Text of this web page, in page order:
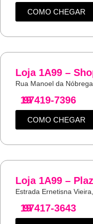
COMO CHEGAR
Loja 1A99 –
Rua Manoel da
19
97419-7396
COMO CHEGAR
Loja 1A99 –
Estrada Ernetisna
19
97417-3643